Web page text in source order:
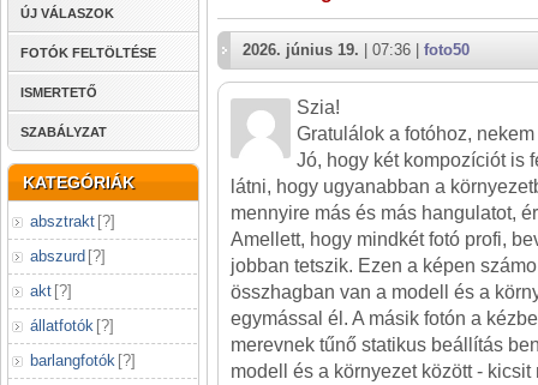
ÚJ VÁLASZOK
FOTÓK FELTÖLTÉSE
ISMERTETŐ
SZABÁLYZAT
KATEGÓRIÁK
absztrakt [?]
abszurd [?]
akt [?]
állatfotók [?]
barlangfotók [?]
2026. június 19. | 07:36 | foto50
Szia!
Gratulálok a fotóhoz,
Jó, hogy két kompozíciót is
látni, hogy ugyanabban a
mennyire más és más hangulatot,
Amellett, hogy mindkét fotó profi,
jobban tetszik. Ezen a képen
összhagban van a modell és a
egymással él. A másik fotón a
merevnek tűnő statikus beállítás
modell és a környezet között - kicsit